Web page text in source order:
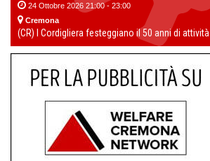
24 Ottobre 2026 21:00 - 23:00
Cremona
(CR) I Cordigliera festeggiano il 50 anni di attività